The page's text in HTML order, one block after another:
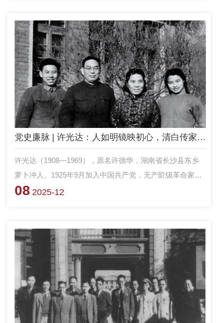
党史廉脉 | 许光达：人如明镜映初心，清白传家照后人
许光达（1908—1969），原名许德华，湖南省长沙县东乡
萝卜冲人。1925年9月加入中国共产党，无产阶级革命家、
军事家，中国人民解放军装甲兵的奠基人之一。新中国成立
08 2025-12